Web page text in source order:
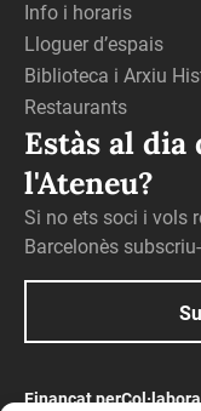
Info i horaris
Lloguer d’espais
Biblioteca i Arxiu
Restaurants
Estàs al dia
l'Ateneu?
Si no ets soci i vols
Barcelonès
Finançat per